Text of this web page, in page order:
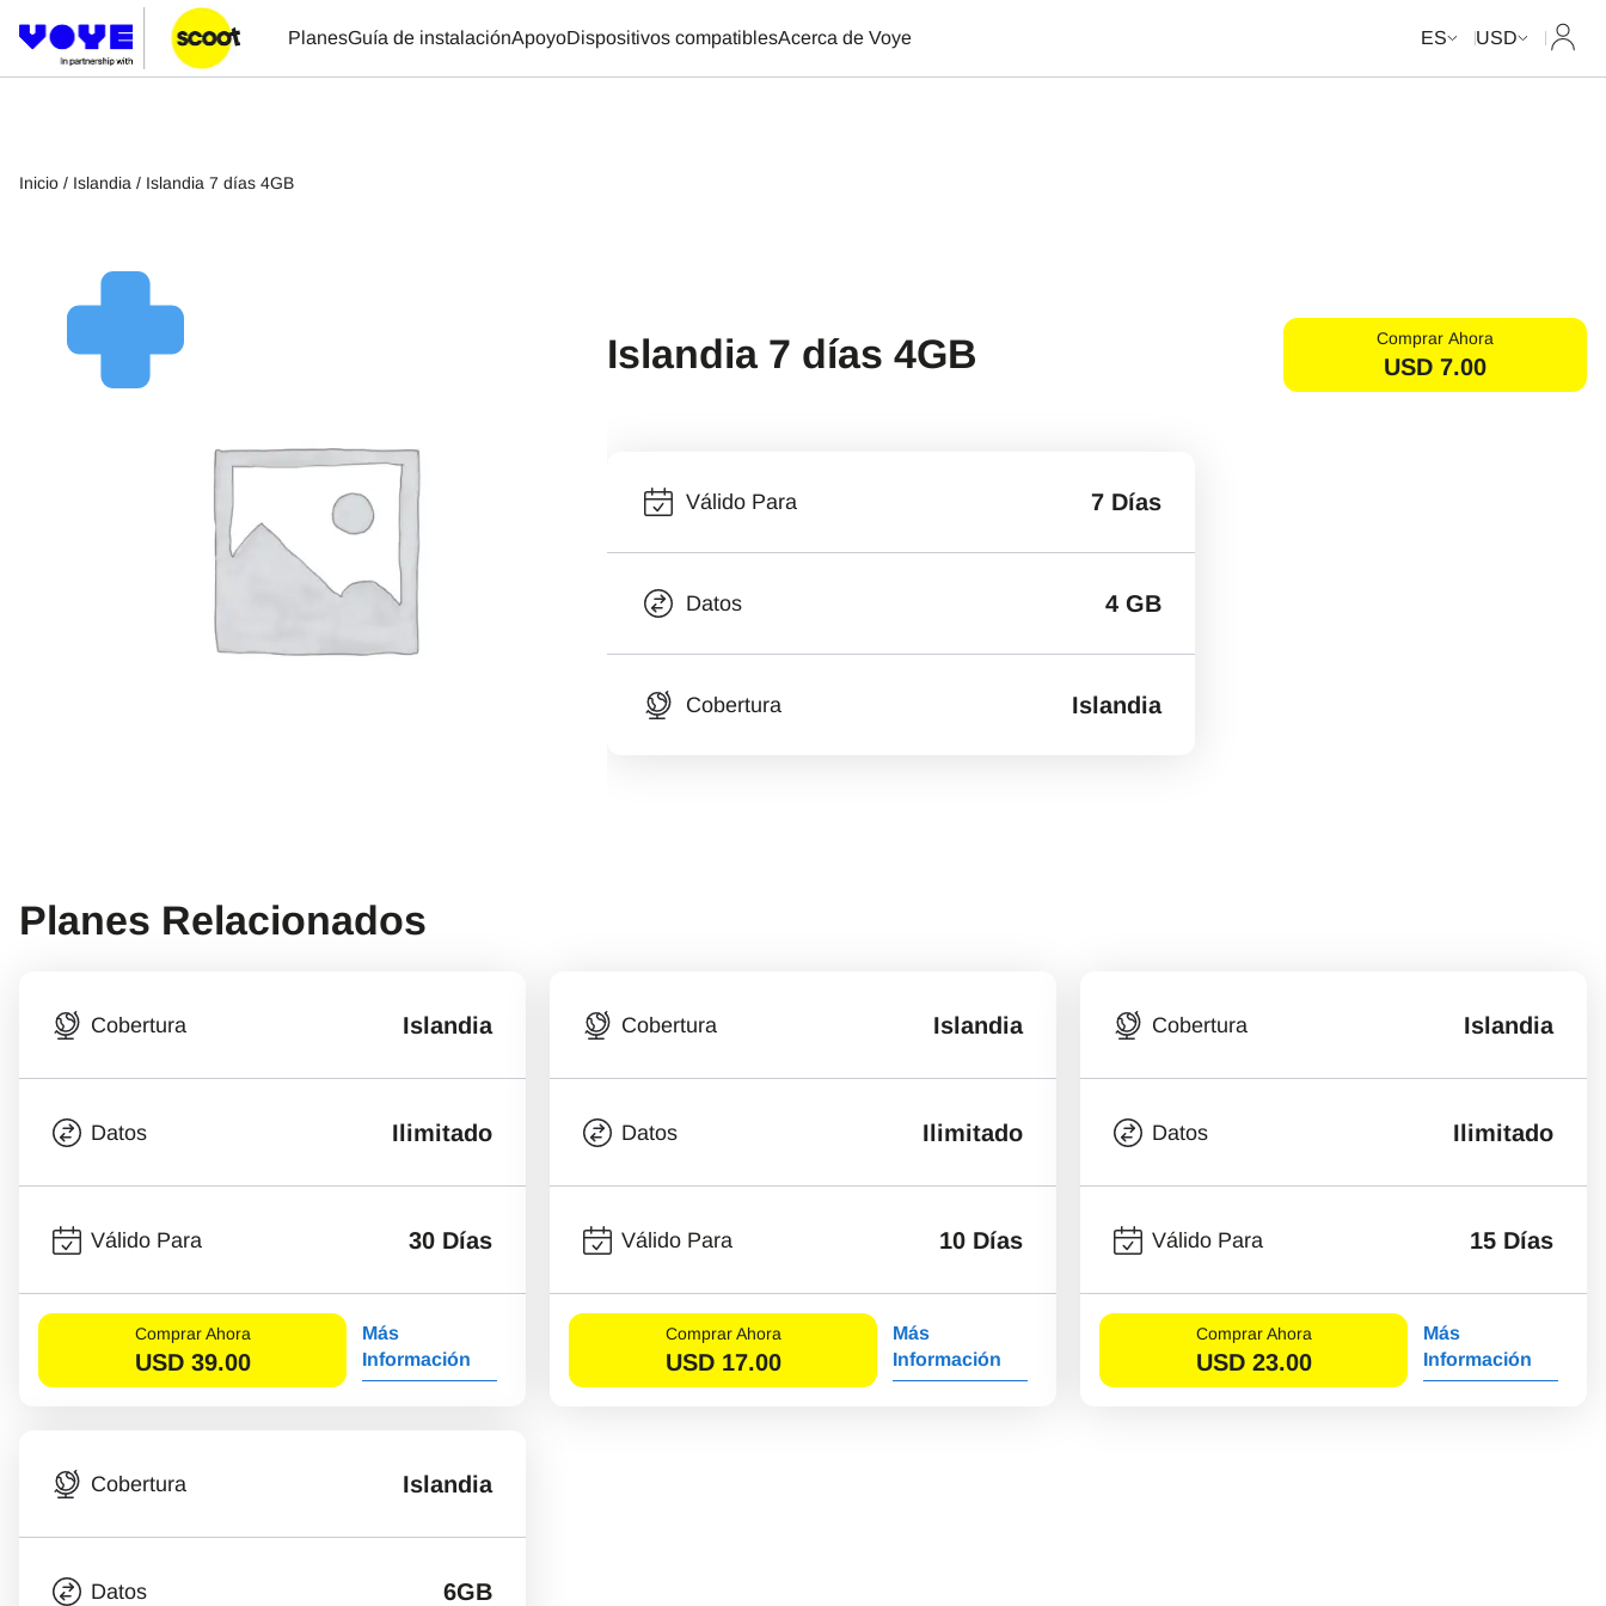
PlanesGuía de instalaciónApoyoDispositivos compatiblesAcerca de Voye ES USD Mi
Inicio / Islandia / Islandia 7 días 4GB
Islandia 7 días 4GB Comprar Ahora
USD 7.00
Válido Para 7 Días
Datos 4 GB
Cobertura Islandia
Planes Relacionados
Cobertura Islandia
Datos Ilimitado
Válido Para 30 Días
Comprar Ahora
USD 39.00
Más
Información
Cobertura Islandia
Datos Ilimitado
Válido Para 10 Días
Comprar Ahora
USD 17.00
Más
Información
Cobertura Islandia
Datos Ilimitado
Válido Para 15 Días
Comprar Ahora
USD 23.00
Más
Información
Cobertura Islandia
Datos 6GB